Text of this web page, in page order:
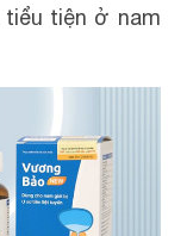
tiện ở nam